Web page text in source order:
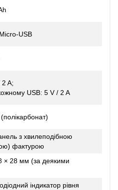
USB
2 A;
USB: 5 V / 2 A
з хвилеподібною
фактурою
× 28 мм (за деякими
індикатор рівня